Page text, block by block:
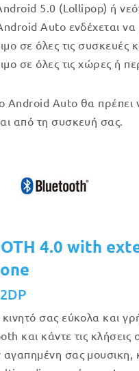
5.0 (Lollipop) ή
Auto ενδέχεται να
σε όλες τις συσκευές
σε όλες τις χώρες ή
Android Auto θα πρέπει
από τη συσκευή σας.
4.0 with
σας εύκολα και
και κάντε τις κλήσεις
αγαπημένη σας μουσικη,